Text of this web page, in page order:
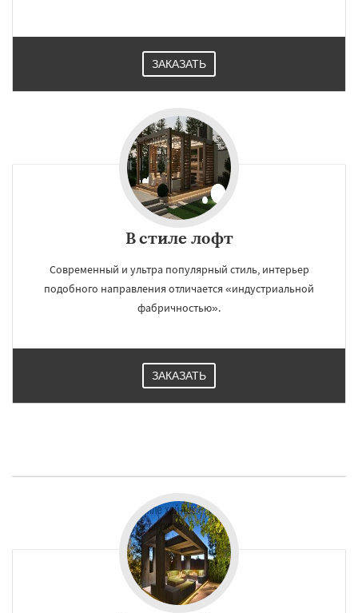
ЗАКАЗАТЬ
В стиле лофт
Современный и ультра популярный стиль, интерьер
подобного направления отличается «индустриальной
фабричностью».
ЗАКАЗАТЬ